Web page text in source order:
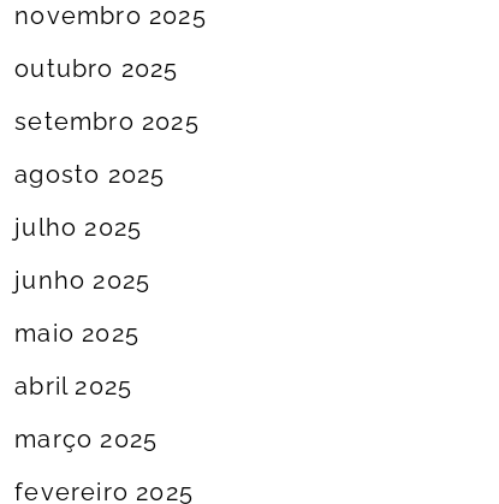
novembro 2025
outubro 2025
setembro 2025
agosto 2025
julho 2025
junho 2025
maio 2025
abril 2025
março 2025
fevereiro 2025